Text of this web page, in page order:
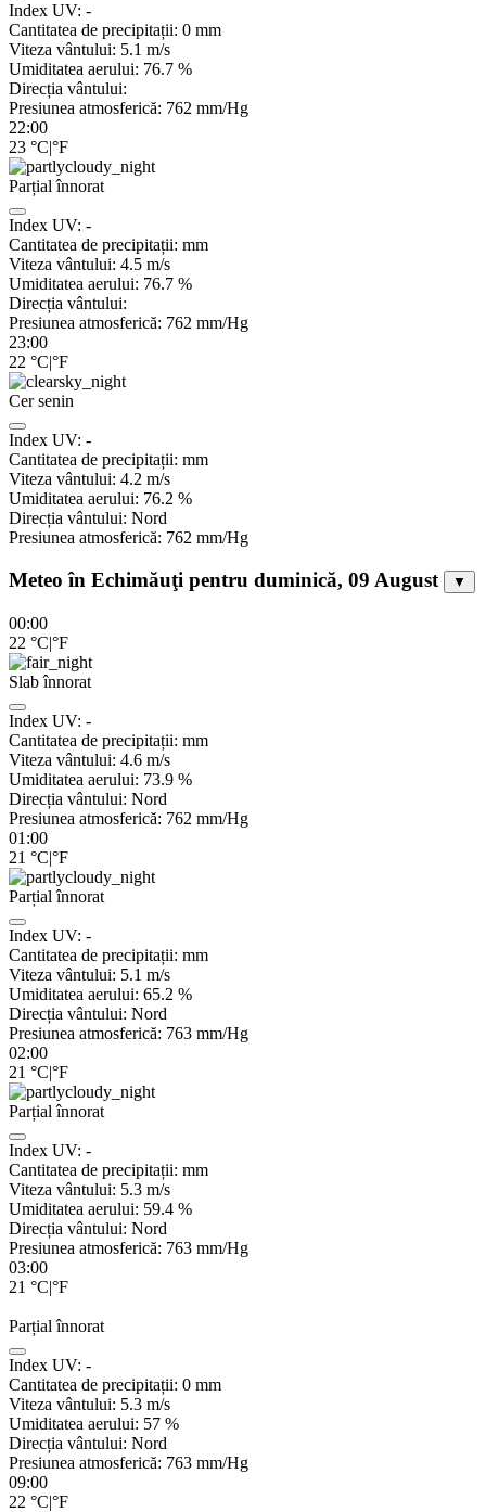
Index UV: -
Cantitatea de precipitații: 0 mm
Viteza vântului: 5.1 m/s
Umiditatea aerului: 76.7 %
Direcția vântului:
Presiunea atmosferică: 762 mm/Hg
22:00
23 °C|°F
Parțial înnorat
Index UV: -
Cantitatea de precipitații: mm
Viteza vântului: 4.5 m/s
Umiditatea aerului: 76.7 %
Direcția vântului:
Presiunea atmosferică: 762 mm/Hg
23:00
22 °C|°F
Cer senin
Index UV: -
Cantitatea de precipitații: mm
Viteza vântului: 4.2 m/s
Umiditatea aerului: 76.2 %
Direcția vântului: Nord
Presiunea atmosferică: 762 mm/Hg
Meteo în Echimăuţi pentru duminică, 09 August ▼
00:00
22 °C|°F
Slab înnorat
Index UV: -
Cantitatea de precipitații: mm
Viteza vântului: 4.6 m/s
Umiditatea aerului: 73.9 %
Direcția vântului: Nord
Presiunea atmosferică: 762 mm/Hg
01:00
21 °C|°F
Parțial înnorat
Index UV: -
Cantitatea de precipitații: mm
Viteza vântului: 5.1 m/s
Umiditatea aerului: 65.2 %
Direcția vântului: Nord
Presiunea atmosferică: 763 mm/Hg
02:00
21 °C|°F
Parțial înnorat
Index UV: -
Cantitatea de precipitații: mm
Viteza vântului: 5.3 m/s
Umiditatea aerului: 59.4 %
Direcția vântului: Nord
Presiunea atmosferică: 763 mm/Hg
03:00
21 °C|°F
Parțial înnorat
Index UV: -
Cantitatea de precipitații: 0 mm
Viteza vântului: 5.3 m/s
Umiditatea aerului: 57 %
Direcția vântului: Nord
Presiunea atmosferică: 763 mm/Hg
09:00
22 °C|°F